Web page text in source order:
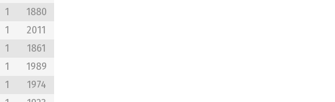
1
1880
1
2011
1
1861
1
1989
1
1974